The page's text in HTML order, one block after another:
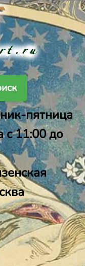
пятница
с 11:00 до